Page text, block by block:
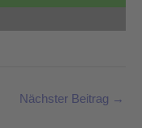
Nächster Beitrag →